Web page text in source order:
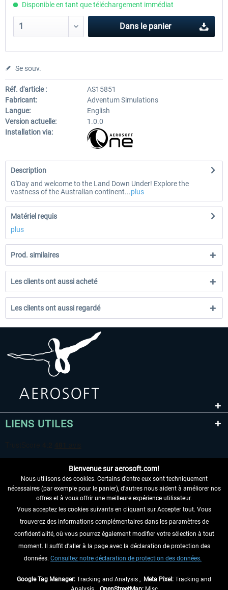
Disponible en tant que téléchargement immédiat
Dans le panier
Se souv.
Réf. d'article :
AS15851
Fabricant:
Adventum Simulations
Langue:
English
Version actuelle:
1.0.0
Installation via:
Description
G'Day and welcome to the Land Down Under! Explore the
vastness of the Australian continent...plus
Matériel requis
plus
Prod. similaires
Les clients ont aussi acheté
Les clients ont aussi regardé
LIENS UTILES
RENONCER AU CONTRAT ICI
INFORMATIONS
NE MANQUEZ PAS LES DERNIÈRES
Bienvenue sur aerosoft.com!
Nous utilisons des cookies. Certains d'entre eux sont techniquement
nécessaires (par exemple pour le panier), d'autres nous aident à améliorer nos
offres et à vous offrir une meilleure expérience utilisateur.
Vous acceptez les cookies suivants en cliquant sur Accepter tout. Vous
trouverez des informations complémentaires dans les paramètres de
confidentialité, où vous pourrez également modifier votre sélection à tout
moment. Il suffit d'aller à la page avec la déclaration de protection des
données. Consultez notre déclaration de protection des données.
Google Tag Manager: Tracking and Analysis , Meta Pixel: Tracking and